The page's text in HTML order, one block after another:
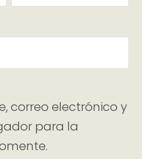
correo electrónico y
para la